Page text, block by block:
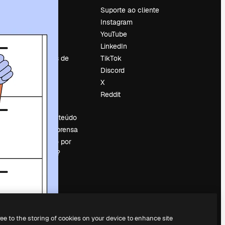
Reviews
Tendências de
Vender conteúdo
Sala de imprensa
Procurando por
magnific.ai?
Suporte ao cliente
Instagram
YouTube
LinkedIn
TikTok
Discord
X
Reddit
to the storing of cookies on your device to enhance site